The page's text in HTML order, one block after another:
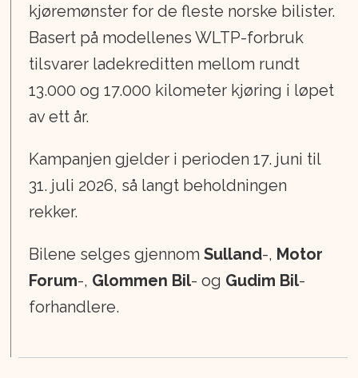
kjøremønster for de fleste norske bilister.
Basert på modellenes WLTP-forbruk
tilsvarer ladekreditten mellom rundt
13.000 og 17.000 kilometer kjøring i løpet
av ett år.
Kampanjen gjelder i perioden 17. juni til
31. juli 2026, så langt beholdningen
rekker.
Bilene selges gjennomSulland-, Motor
Forum-, Glommen Bil- og Gudim Bil-
forhandlere.